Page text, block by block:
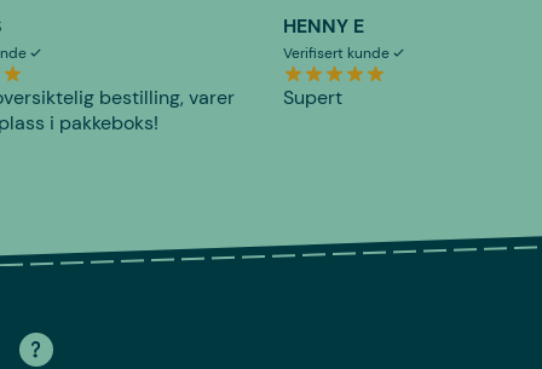
bestilling, varer
i pakkeboks!
HENNY E
Verifisert kunde
Supert